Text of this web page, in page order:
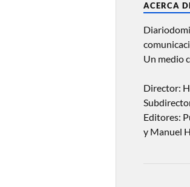
ACERCA
Un medio
Director:
Editores:
y Manuel